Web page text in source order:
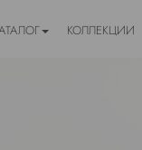
КОЛЛЕКЦИИ